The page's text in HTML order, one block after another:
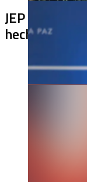
JEP imputa
hechos